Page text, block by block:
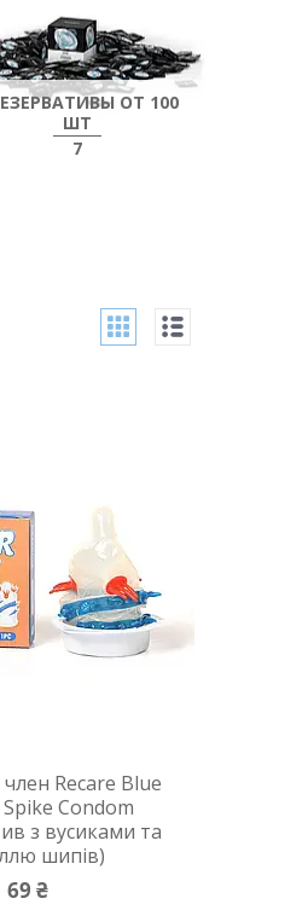
ОТ 100
ШТ
7
Recare Blue
Condom
з вусиками та
шипів)
69 ₴